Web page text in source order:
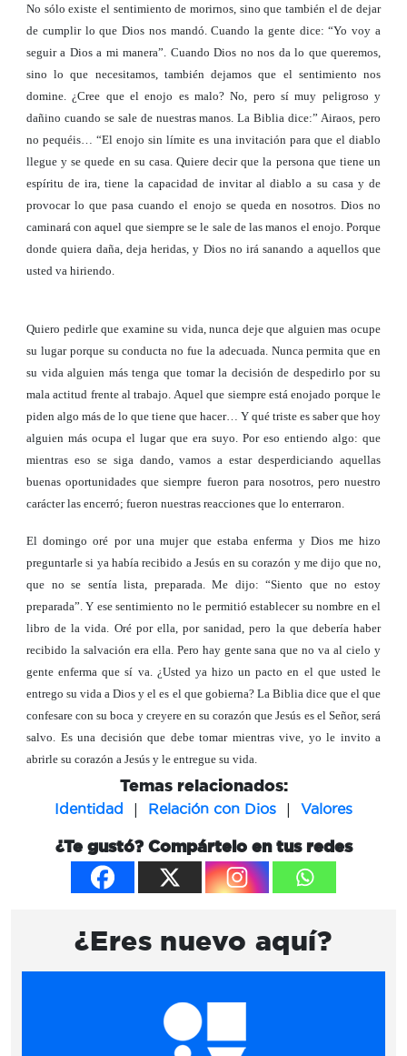
No sólo existe el sentimiento de morirnos, sino que también el de dejar
de cumplir lo que Dios nos mandó. Cuando la gente dice: “Yo voy a
seguir a Dios a mi manera”. Cuando Dios no nos da lo que queremos,
sino lo que necesitamos, también dejamos que el sentimiento nos
domine. ¿Cree que el enojo es malo? No, pero sí muy peligroso y
dañino cuando se sale de nuestras manos. La Biblia dice:” Airaos, pero
no pequéis… “El enojo sin límite es una invitación para que el diablo
llegue y se quede en su casa. Quiere decir que la persona que tiene un
espíritu de ira, tiene la capacidad de invitar al diablo a su casa y de
provocar lo que pasa cuando el enojo se queda en nosotros. Dios no
caminará con aquel que siempre se le sale de las manos el enojo. Porque
donde quiera daña, deja heridas, y Dios no irá sanando a aquellos que
usted va hiriendo.
Quiero pedirle que examine su vida, nunca deje que alguien mas ocupe
su lugar porque su conducta no fue la adecuada. Nunca permita que en
su vida alguien más tenga que tomar la decisión de despedirlo por su
mala actitud frente al trabajo. Aquel que siempre está enojado porque le
piden algo más de lo que tiene que hacer… Y qué triste es saber que hoy
alguien más ocupa el lugar que era suyo. Por eso entiendo algo: que
mientras eso se siga dando, vamos a estar desperdiciando aquellas
buenas oportunidades que siempre fueron para nosotros, pero nuestro
carácter las encerró; fueron nuestras reacciones que lo enterraron.
El domingo oré por una mujer que estaba enferma y Dios me hizo
preguntarle si ya había recibido a Jesús en su corazón y me dijo que no,
que no se sentía lista, preparada. Me dijo: “Siento que no estoy
preparada”. Y ese sentimiento no le permitió establecer su nombre en el
libro de la vida. Oré por ella, por sanidad, pero la que debería haber
recibido la salvación era ella. Pero hay gente sana que no va al cielo y
gente enferma que sí va. ¿Usted ya hizo un pacto en el que usted le
entrego su vida a Dios y el es el que gobierna? La Biblia dice que el que
confesare con su boca y creyere en su corazón que Jesús es el Señor, será
salvo. Es una decisión que debe tomar mientras vive, yo le invito a
abrirle su corazón a Jesús y le entregue su vida.
Temas relacionados:
Identidad | Relación con Dios | Valores
¿Te gustó? Compártelo en tus redes
¿Eres nuevo aquí?